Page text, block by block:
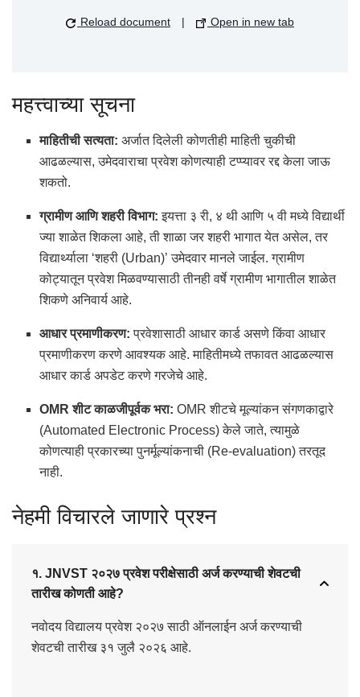
Reload document | Open in new tab
महत्त्वाच्या सूचना
माहितीची सत्यता: अर्जात दिलेली कोणतीही माहिती चुकीची
आढळल्यास, उमेदवाराचा प्रवेश कोणत्याही टप्प्यावर रद्द केला जाऊ
शकतो.
ग्रामीण आणि शहरी विभाग: इयत्ता ३ री, ४ थी आणि ५ वी मध्ये विद्यार्थी
ज्या शाळेत शिकला आहे, ती शाळा जर शहरी भागात येत असेल, तर
विद्यार्थ्याला ‘शहरी (Urban)’ उमेदवार मानले जाईल. ग्रामीण
कोट्यातून प्रवेश मिळवण्यासाठी तीनही वर्षे ग्रामीण भागातील शाळेत
शिकणे अनिवार्य आहे.
आधार प्रमाणीकरण: प्रवेशासाठी आधार कार्ड असणे किंवा आधार
प्रमाणीकरण करणे आवश्यक आहे. माहितीमध्ये तफावत आढळल्यास
आधार कार्ड अपडेट करणे गरजेचे आहे.
OMR शीट काळजीपूर्वक भरा: OMR शीटचे मूल्यांकन संगणकाद्वारे
(Automated Electronic Process) केले जाते, त्यामुळे
कोणत्याही प्रकारच्या पुनर्मूल्यांकनाची (Re-evaluation) तरतूद
नाही.
नेहमी विचारले जाणारे प्रश्न
१. JNVST २०२७ प्रवेश परीक्षेसाठी अर्ज करण्याची शेवटची
तारीख कोणती आहे?
नवोदय विद्यालय प्रवेश २०२७ साठी ऑनलाईन अर्ज करण्याची
शेवटची तारीख ३१ जुलै २०२६ आहे.